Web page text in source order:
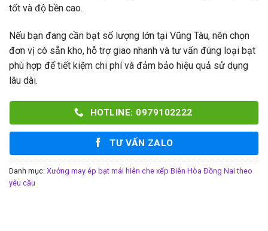
tốt và độ bền cao.
Nếu bạn đang cần bạt số lượng lớn tại Vũng Tàu, nên chọn
đơn vị có sẵn kho, hỗ trợ giao nhanh và tư vấn đúng loại bạt
phù hợp để tiết kiệm chi phí và đảm bảo hiệu quả sử dụng
lâu dài.
HOTLINE: 0979102222
TƯ VẤN ZALO
Danh mục: Xưởng may ép bạt mái hiên che xếp Biên Hòa Đồng Nai theo
yêu cầu